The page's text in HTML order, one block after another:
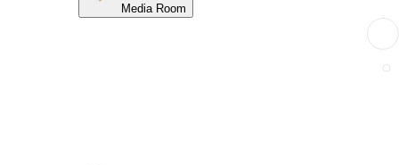
Media Room